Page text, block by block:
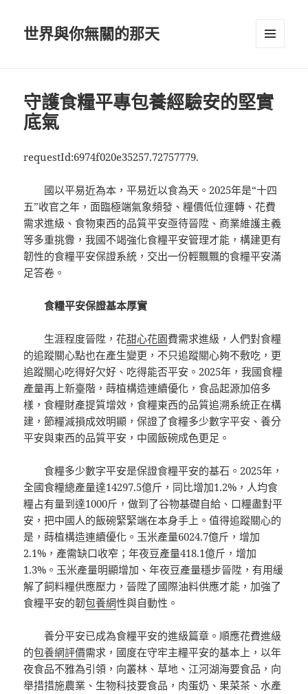
世界與你無關的那天
守護食糧平專包養經驗安的堅實
底氣
requestId:6974f020e35257.72757779.
國以平易近為本，平易近以食為天。2025年是“十四
五”收官之年，面臨極端氣象頻發、糧價低位運轉、花費
需求進級、食物東西的品質平安亟待晉陞、商業維護主義
等多重挑釁，我國不竭強化食糧平安管理才能，構建更有
韌性的食糧平安保證系統，交出一份輕飄飄的食糧平安滿
足答卷。
食糧平安保證基本厚實
生涯程度晉陞，花甜心花園費需求進級，人們對食糧
的追蹤關心點也在產生變更，不只追蹤關心夠不敷吃，更
追蹤關心吃得好欠好、吃得能否平安。2025年，我國食糧
產量再上新臺階，蒔植構造連續優化，食品起源加倍多
樣，食糧財產提質增效，食糧東西的品質追溯系統正在構
建，節糧減損成效明顯，保證了食糧多少數字平安、養分
平安與東西的品質平安，中國飯碗成色更足。
食糧多少數字平安是保證食糧平安的基石。2025年，
全國食糧總產量達14297.5億斤，同比增加1.2%，人均食
糧占有量到達1000斤，做到了谷物基礎自給、口糧盡對平
安，把中國人的飯碗緊緊端在本身手上。值得追蹤關心的
是，蒔植構造連續優化。玉米產量6024.7億斤，增加
2.1%，產需缺口收窄；年夜豆產量418.1億斤，增加
1.3%。玉米產量明顯增加、年夜豆產量穩步晉陞，有用緩
解了飼料糧供應壓力，晉陞了國際油料供應才能，加強了
食糧平安的韌包養網性與自動性。
養分平安已成為食糧平安的進級篇章。順應花費進級
的包養網評價需求，國度在守牢主糧平安的基本上，以年
夜食品不雅為引領，向叢林、草地、江河湖海要食品，向
舉措措施農業、生物科技要食品，肉蛋奶、果菜茶、水產